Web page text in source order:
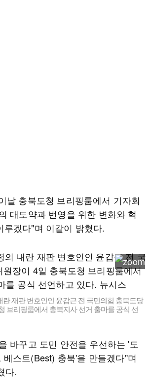
날 충북도청 브리핑룸에서 기자회
대도약과 번영을 위한 변화와 혁
루겠다"며 이같이 밝혔다.
란 재판 변호인인 윤갑근 전 국민의힘 충북도당
브리핑룸에서 충북지사 선거 출마를 공식 선
바꾸고 도민 안전을 우선하는 '도
베스트(Best) 충북'을 만들겠다"며
다.